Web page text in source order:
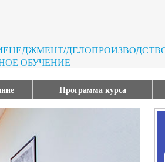
ОБУЧЕНИЕ
Программа курса